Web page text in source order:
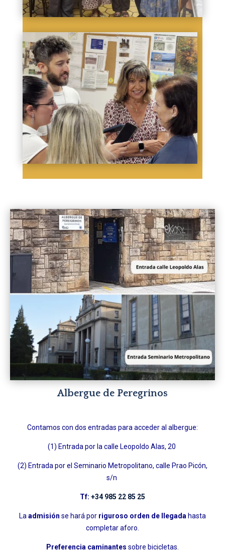
Albergue de Peregrinos
Contamos con dos entradas para acceder al albergue:
(1) Entrada por la calle Leopoldo Alas, 20
(2) Entrada por el Seminario Metropolitano, calle Prao Picón,
s/n
Tf: +34 985 22 85 25
Laadmisión se hará por riguroso orden de llegada hasta
completar aforo.
Preferencia caminantes sobre bicicletas.